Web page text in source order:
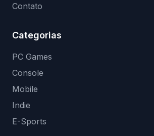
Contato
Categorias
PC Games
Console
Mobile
Indie
E-Sports